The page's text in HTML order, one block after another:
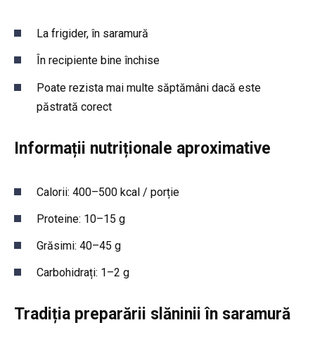
La frigider, în saramură
În recipiente bine închise
Poate rezista mai multe săptămâni dacă este
păstrată corect
Informații nutriționale aproximative
Calorii: 400–500 kcal / porție
Proteine: 10–15 g
Grăsimi: 40–45 g
Carbohidrați: 1–2 g
Tradiția preparării slăninii în saramură